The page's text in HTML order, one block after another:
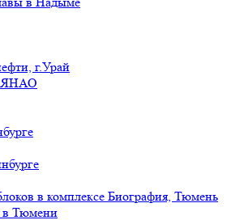
г.Урай
ЯНАО
в комплексе Биография, Тюмень
в Тюмени